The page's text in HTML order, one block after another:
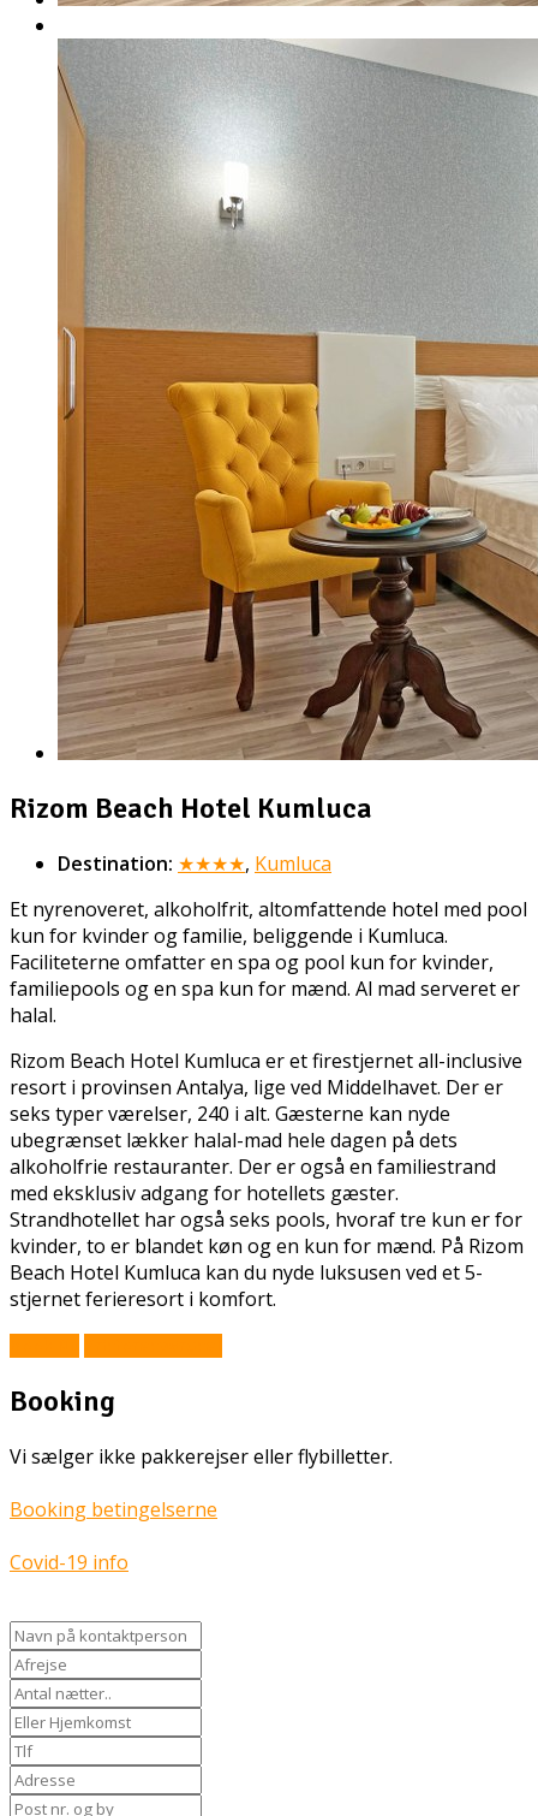
Rizom Beach Hotel Kumluca
Destination: ★★★★, Kumluca
Et nyrenoveret, alkoholfrit, altomfattende hotel med pool
kun for kvinder og familie, beliggende i Kumluca.
Faciliteterne omfatter en spa og pool kun for kvinder,
familiepools og en spa kun for mænd. Al mad serveret er
halal.
Rizom Beach Hotel Kumluca er et firestjernet all-inclusive
resort i provinsen Antalya, lige ved Middelhavet. Der er
seks typer værelser, 240 i alt. Gæsterne kan nyde
ubegrænset lækker halal-mad hele dagen på dets
alkoholfrie restauranter. Der er også en familiestrand
med eksklusiv adgang for hotellets gæster.
Strandhotellet har også seks pools, hvoraf tre kun er for
kvinder, to er blandet køn og en kun for mænd. På Rizom
Beach Hotel Kumluca kan du nyde luksusen ved et 5-
stjernet ferieresort i komfort.
Booking
Vi sælger ikke pakkerejser eller flybilletter.
Booking betingelserne
Covid-19 info